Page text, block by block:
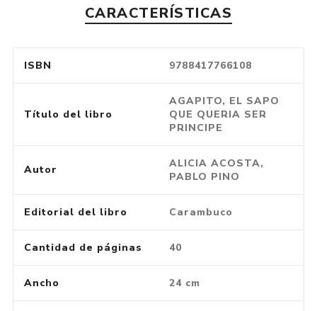
CARACTERÍSTICAS
ISBN 9788417766108
Título del libro
AGAPITO, EL SAPO
QUE QUERIA SER
PRINCIPE
Autor
ALICIA ACOSTA,
PABLO PINO
Editorial del libro Carambuco
Cantidad de páginas 40
Ancho 24 cm